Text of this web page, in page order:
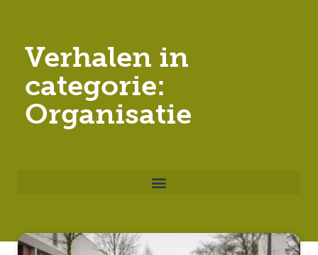
Verhalen in
categorie:
Organisatie